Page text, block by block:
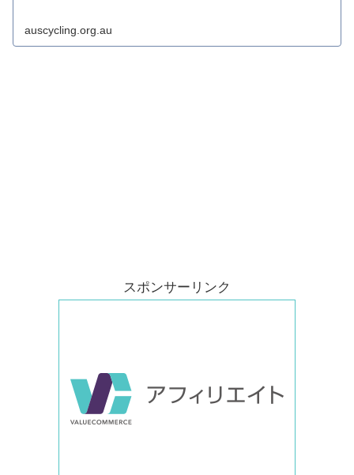
auscycling.org.au
スポンサーリンク